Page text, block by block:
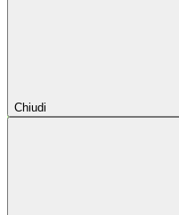
Chiudi